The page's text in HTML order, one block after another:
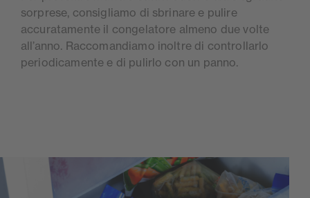
sorprese, consigliamo di sbrinare e pulire
accuratamente il congelatore almeno due volte
all’anno. Raccomandiamo inoltre di controllarlo
periodicamente e di pulirlo con un panno.